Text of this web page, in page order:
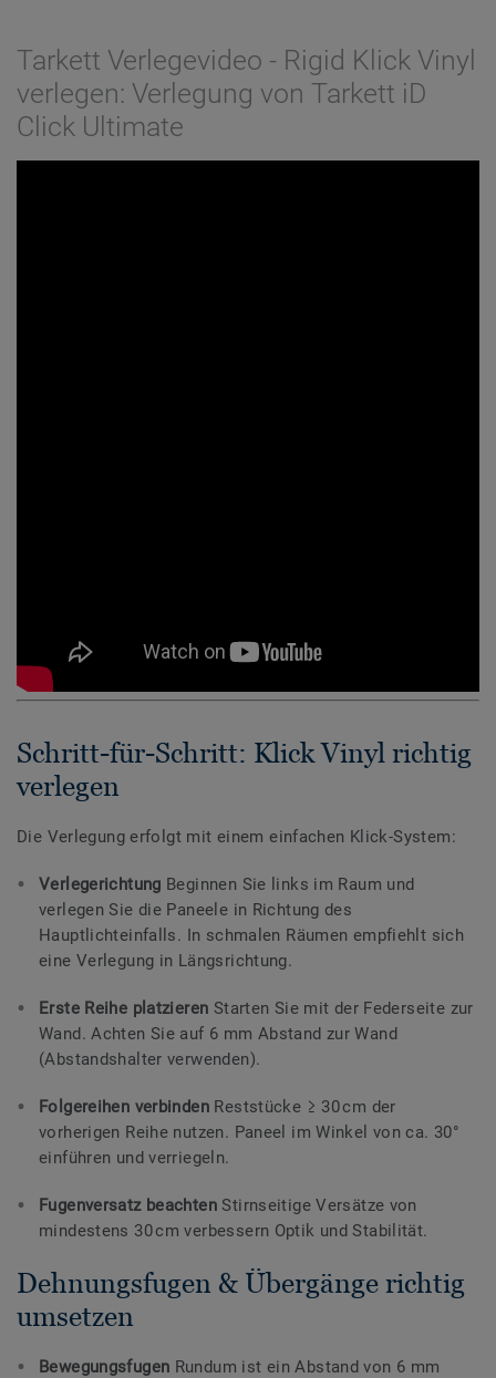
Tarkett Verlegevideo - Rigid Klick Vinyl
verlegen: Verlegung von Tarkett iD
Click Ultimate
Schritt-für-Schritt: Klick Vinyl richtig
verlegen
Die Verlegung erfolgt mit einem einfachen Klick-System:
Verlegerichtung Beginnen Sie links im Raum und
verlegen Sie die Paneele in Richtung des
Hauptlichteinfalls. In schmalen Räumen empfiehlt sich
eine Verlegung in Längsrichtung.
Erste Reihe platzieren Starten Sie mit der Federseite zur
Wand. Achten Sie auf 6 mm Abstand zur Wand
(Abstandshalter verwenden).
Folgereihen verbindenReststücke ≥ 30 cm der
vorherigen Reihe nutzen. Paneel im Winkel von ca. 30°
einführen und verriegeln.
Fugenversatz beachtenStirnseitige Versätze von
mindestens 30 cm verbessern Optik und Stabilität.
Dehnungsfugen & Übergänge richtig
umsetzen
Bewegungsfugen Rundum ist ein Abstand von 6 mm